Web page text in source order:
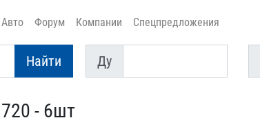
Авто Форум Компании Спецпредложения
Найти
Ду
Ду
Py
- 6шт